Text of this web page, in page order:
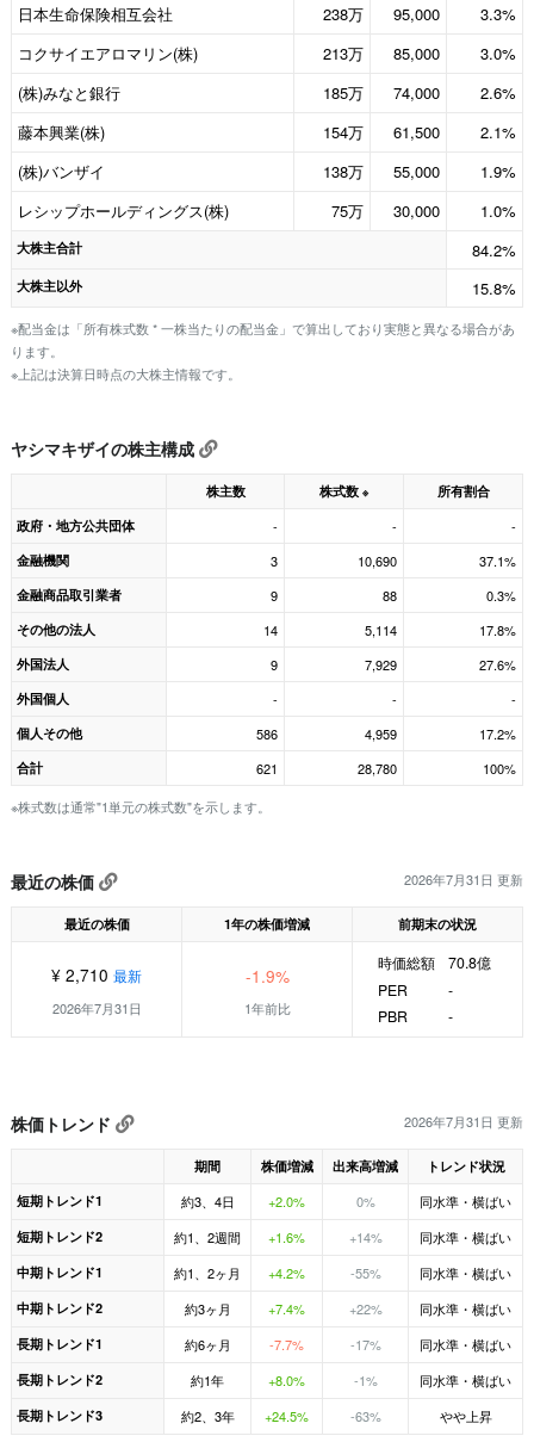
日本生命保険相互会社
238万 95,000
3.3%
コクサイエアロマリン(株)
213万 85,000
3.0%
(株)みなと銀行
185万 74,000
2.6%
藤本興業(株)
154万 61,500
2.1%
(株)バンザイ
138万 55,000
1.9%
レシップホールディングス(株)
75万 30,000 1.0%
大株主合計 84.2%
大株主以外 15.8%
※配当金は「所有株式数 * 一株当たりの配当金」で算出しており実態と異なる場合があ
ります。
※上記は決算日時点の大株主情報です。
ヤシマキザイの株主構成
株主数 株式数 ※
所有割合
政府・地方公共団体
- - -
金融機関 3 10,690 37.1%
金融商品取引業者 9 88 0.3%
その他の法人 14 5,114 17.8%
外国法人 9 7,929 27.6%
外国個人 - - -
個人その他 586 4,959 17.2%
合計 621 28,780
100%
※株式数は通常"1単元の株式数"を示します。
最近の株価 2026年7月31日 更新
最近の株価 1年の株価増減 前期末の状況
¥ 2,710 最新
2026年7月31日
-1.9%
1年前比
時価総額
70.8億
PER
-
PBR
-
株価トレンド 2026年7月31日 更新
期間 株価増減 出来高増減
トレンド状況
短期トレンド1
約3、4日 +2.0% 0% 同水準・横ばい
短期トレンド2 約1、2週間 +1.6% +14% 同水準・横ばい
中期トレンド1 約1、2ヶ月 +4.2% -55% 同水準・横ばい
中期トレンド2 約3ヶ月 +7.4% +22% 同水準・横ばい
長期トレンド1 約6ヶ月 -7.7% -17% 同水準・横ばい
長期トレンド2 約1年 +8.0% -1% 同水準・横ばい
長期トレンド3 約2、3年 +24.5% -63% やや上昇